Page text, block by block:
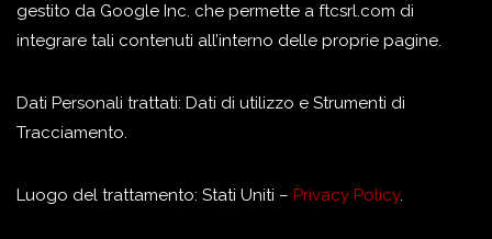
gestito da Google Inc. che permette a ftcsrl.com di
integrare tali contenuti all’interno delle proprie pagine.
Dati Personali trattati: Dati di utilizzo e Strumenti di
Tracciamento.
Luogo del trattamento: Stati Uniti – Privacy Policy.